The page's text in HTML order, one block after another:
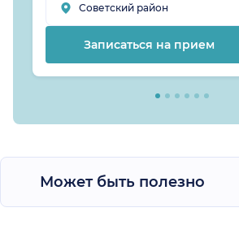
Советский район
Записаться на прием
Может быть полезно